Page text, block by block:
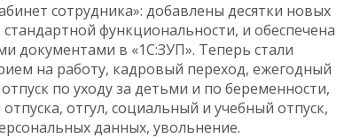
сотрудника»: добавлены десятки новых
функциональности, и обеспечена
документами в «1С:ЗУП». Теперь стали
на работу, кадровый переход, ежегодный
по уходу за детьми и по беременности,
отгул, социальный и учебный отпуск,
данных, увольнение.